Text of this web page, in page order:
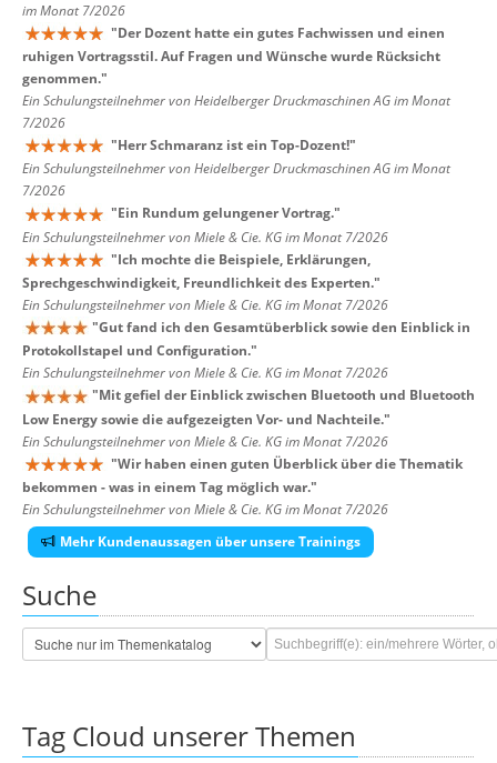
im Monat 7/2026
"Der Dozent hatte ein gutes Fachwissen und einen
ruhigen Vortragsstil. Auf Fragen und Wünsche wurde Rücksicht
genommen."
Ein Schulungsteilnehmer von Heidelberger Druckmaschinen AG im Monat
7/2026
"Herr Schmaranz ist ein Top-Dozent!"
Ein Schulungsteilnehmer von Heidelberger Druckmaschinen AG im Monat
7/2026
"Ein Rundum gelungener Vortrag."
Ein Schulungsteilnehmer von Miele & Cie. KG im Monat 7/2026
"Ich mochte die Beispiele, Erklärungen,
Sprechgeschwindigkeit, Freundlichkeit des Experten."
Ein Schulungsteilnehmer von Miele & Cie. KG im Monat 7/2026
"Gut fand ich den Gesamtüberblick sowie den Einblick in
Protokollstapel und Configuration."
Ein Schulungsteilnehmer von Miele & Cie. KG im Monat 7/2026
"Mit gefiel der Einblick zwischen Bluetooth und Bluetooth
Low Energy sowie die aufgezeigten Vor- und Nachteile."
Ein Schulungsteilnehmer von Miele & Cie. KG im Monat 7/2026
"Wir haben einen guten Überblick über die Thematik
bekommen - was in einem Tag möglich war."
Ein Schulungsteilnehmer von Miele & Cie. KG im Monat 7/2026
Mehr Kundenaussagen über unsere Trainings
Suche
Tag Cloud unserer Themen